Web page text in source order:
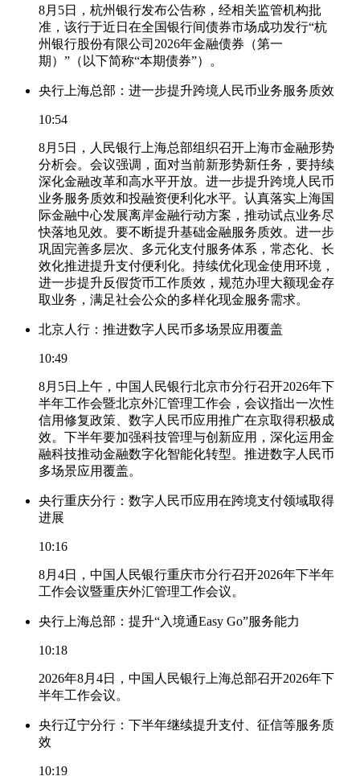
8月5日，杭州银行发布公告称，经相关监管机构批
准，该行于近日在全国银行间债券市场成功发行“杭
州银行股份有限公司2026年金融债券（第一
期）”（以下简称“本期债券”）。
央行上海总部：进一步提升跨境人民币业务服务质效
10:54
8月5日，人民银行上海总部组织召开上海市金融形势
分析会。会议强调，面对当前新形势新任务，要持续
深化金融改革和高水平开放。进一步提升跨境人民币
业务服务质效和投融资便利化水平。认真落实上海国
际金融中心发展离岸金融行动方案，推动试点业务尽
快落地见效。要不断提升基础金融服务质效。进一步
巩固完善多层次、多元化支付服务体系，常态化、长
效化推进提升支付便利化。持续优化现金使用环境，
进一步提升反假货币工作质效，规范办理大额现金存
取业务，满足社会公众的多样化现金服务需求。
北京人行：推进数字人民币多场景应用覆盖
10:49
8月5日上午，中国人民银行北京市分行召开2026年下
半年工作会暨北京外汇管理工作会，会议指出一次性
信用修复政策、数字人民币应用推广在京取得积极成
效。下半年要加强科技管理与创新应用，深化运用金
融科技推动金融数字化智能化转型。推进数字人民币
多场景应用覆盖。
央行重庆分行：数字人民币应用在跨境支付领域取得
进展
10:16
8月4日，中国人民银行重庆市分行召开2026年下半年
工作会议暨重庆外汇管理工作会议。
央行上海总部：提升“入境通Easy Go”服务能力
10:18
2026年8月4日，中国人民银行上海总部召开2026年下
半年工作会议。
央行辽宁分行：下半年继续提升支付、征信等服务质
效
10:19